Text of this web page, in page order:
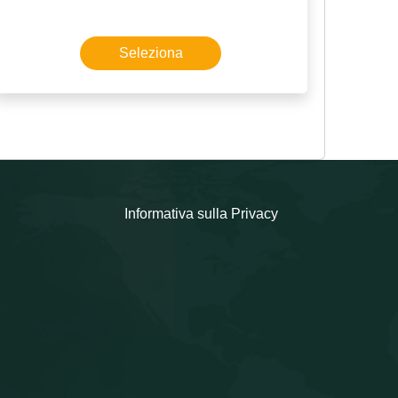
leggere termini e condizioni (che
possono subire modifiche senza
le sue consociate. NESSUNA DATA DI
Seleziona
Informativa sulla Privacy